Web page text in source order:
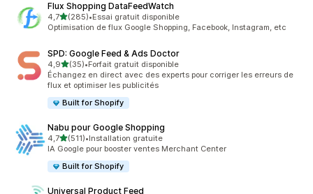
Flux Shopping DataFeedWatch
4,7étoile(s) sur 5
(285)
285 avis au total
•Essai gratuit disponible
Optimisation de flux Google Shopping, Facebook, Instagram, etc
SPD: Google Feed & Ads Doctor
4,9étoile(s) sur 5
(35)
35 avis au total
•Forfait gratuit disponible
Échangez en direct avec des experts pour corriger les erreurs de
flux et optimiser les publicités
Built for Shopify
Nabu pour Google Shopping
4,7étoile(s) sur 5
(511)
511 avis au total
•Installation gratuite
IA Google pour booster ventes Merchant Center
Built for Shopify
Universal Product Feed